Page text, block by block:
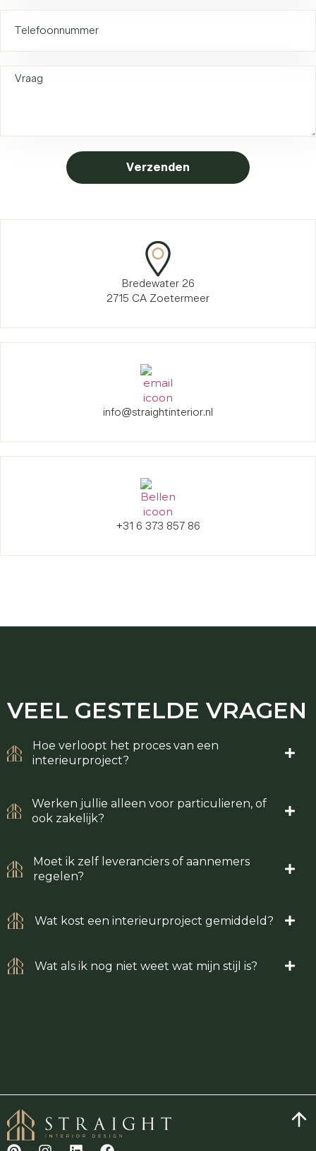
Verzenden
Bredewater 26
2715 CA Zoetermeer
info@straightinterior.nl
+31 6 373 857 86
VEEL GESTELDE VRAGEN
Hoe verloopt het proces van een
interieurproject?
Werken jullie alleen voor particulieren, of
ook zakelijk?
Moet ik zelf leveranciers of aannemers
regelen?
Wat kost een interieurproject gemiddeld?
Wat als ik nog niet weet wat mijn stijl is?